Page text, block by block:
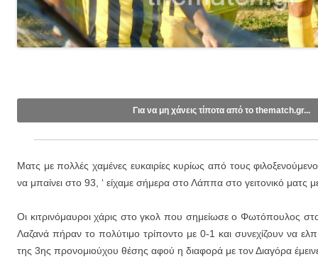
Για να μη χάνεις τίποτα από το thematch.gr...
Εγγραφείτε στο κανάλι μας στοYoutube.
Εγγραφείτε στις ενημερώσεις μέσω email (1 email/ημέρα):
Ματς με πολλές χαμένες ευκαιρίες κυρίως από τους
να μπαίνει στο 93, ‘ είχαμε σήμερα στο Λάππα στο γειτονικό ματς
Οι κιτρινόμαυροι χάρις στο γκολ που σημείωσε ο Φωτόπουλος
Λαζανά πήραν το πολύτιμο τρίποντο με 0-1 και συνεχίζουν να
της 3ης προνομιούχου θέσης αφού η διαφορά με τον Διαγόρα